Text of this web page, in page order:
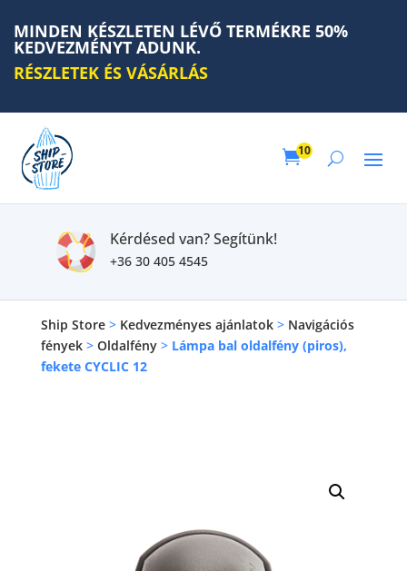
MINDEN KÉSZLETEN LÉVŐ TERMÉKRE 50%
KEDVEZMÉNYT ADUNK.
RÉSZLETEK ÉS VÁSÁRLÁS
10
Kérdésed van? Segítünk!
+36 30 405 4545
Ship Store> Kedvezményes ajánlatok> Navigációs
fények> Oldalfény> Lámpa bal oldalfény (piros),
fekete CYCLIC 12